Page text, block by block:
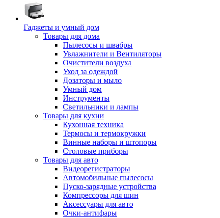
Гаджеты и умный дом
Товары для дома
Пылесосы и швабры
Увлажнители и Вентиляторы
Очистители воздуха
Уход за одеждой
Дозаторы и мыло
Умный дом
Инструменты
Светильники и лампы
Товары для кухни
Кухонная техника
Термосы и термокружки
Винные наборы и штопоры
Столовые приборы
Товары для авто
Видеорегистраторы
Автомобильные пылесосы
Пуско-зарядные устройства
Компрессоры для шин
Аксессуары для авто
Очки-антифары